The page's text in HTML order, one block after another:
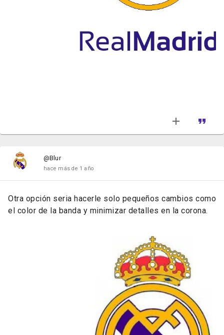
@Blur
hace más de 1 año
Otra opción seria hacerle solo pequeños cambios como
el color de la banda y minimizar detalles en la corona.